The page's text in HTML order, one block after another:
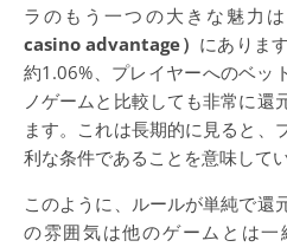
ラのもう一つの大きな魅力
casino advantage） にありま
約1.06%、プレイヤーへのベッ
ノゲームと比較しても非常に還
ます。これは長期的に見ると、
利な条件であることを意味してい
このように、ルールが単純で還
の雰囲気は他のゲームとは